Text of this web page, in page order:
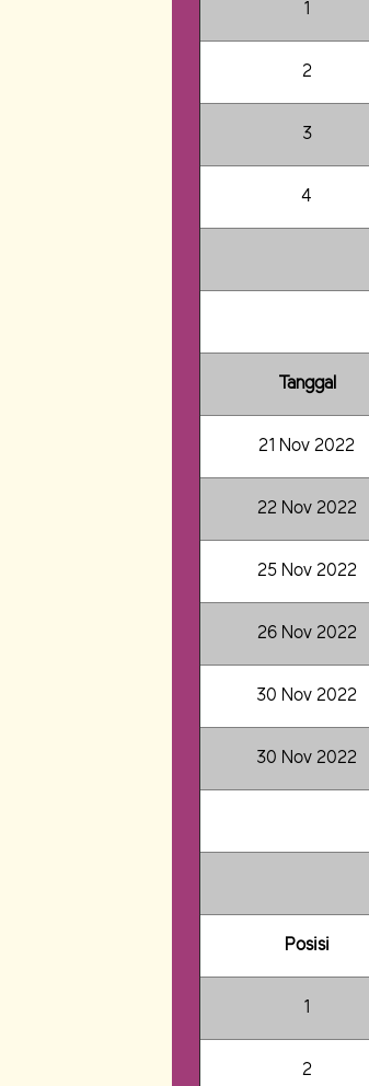
1
2
3
4
Tanggal
21 Nov 2022
22 Nov 2022
25 Nov 2022
26 Nov 2022
30 Nov 2022
30 Nov 2022
Posisi
1
2